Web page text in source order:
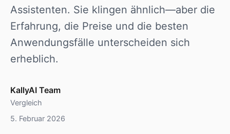
Assistenten. Sie klingen ähnlich—aber die
Erfahrung, die Preise und die besten
Anwendungsfälle unterscheiden sich
erheblich.
KallyAI Team
Vergleich
5. Februar 2026